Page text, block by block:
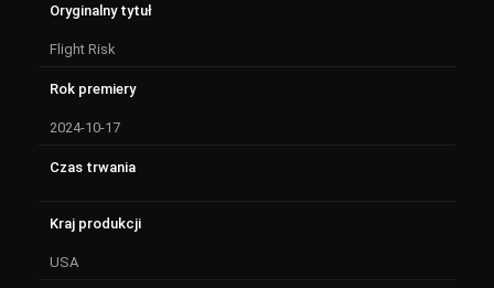
Oryginalny tytuł
Flight Risk
Rok premiery
2024-10-17
Czas trwania
Kraj produkcji
USA